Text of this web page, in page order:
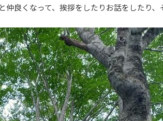
仲良くなって、挨拶をしたりお話をしたり